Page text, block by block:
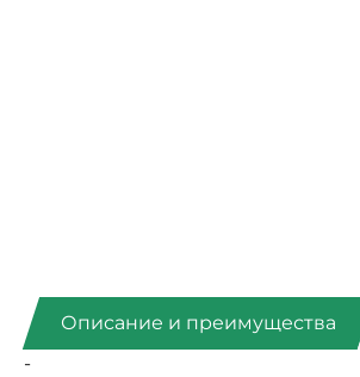
Описание и преимущества
-